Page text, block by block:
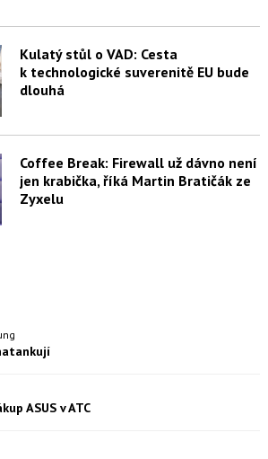
Kulatý stůl o VAD: Cesta
k technologické suverenitě EU bude
dlouhá
Coffee Break: Firewall už dávno není
jen krabička, říká Martin Bratičák ze
Zyxelu
ASUS v ATC